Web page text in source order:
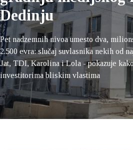
Dedinju
Pet nadzemnih nivoa umesto dva,
2.500 evra: slučaj suvlasnika nekih od
Jat, TDI, Karolina i Lola - pokazuje
investitorima bliskim vlastima